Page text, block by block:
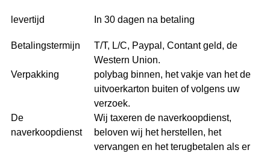
levertijd In 30 dagen na betaling
Betalingstermijn
T/T, L/C, Paypal, Contant geld, de
Western Union.
Verpakking
polybag binnen, het vakje van het de
uitvoerkarton buiten of volgens uw
verzoek.
De
naverkoopdienst
Wij taxeren de naverkoopdienst,
beloven wij het herstellen, het
vervangen en het terugbetalen als er